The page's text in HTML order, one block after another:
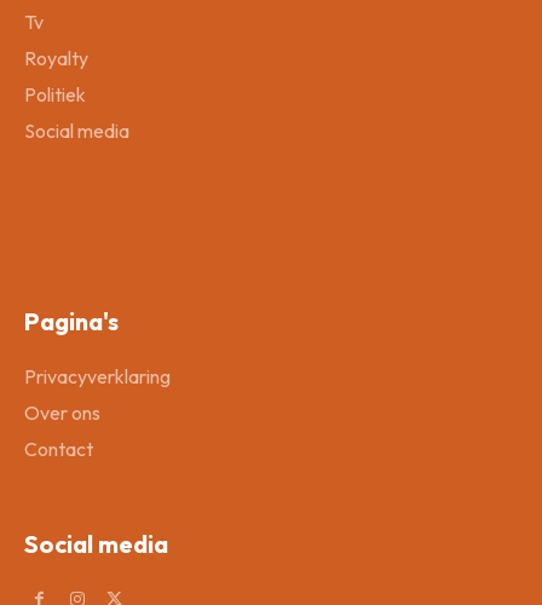
Tv
Royalty
Politiek
Social media
Pagina's
Privacyverklaring
Over ons
Contact
Social media